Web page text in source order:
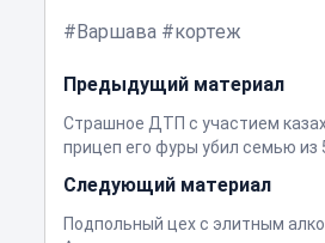
Варшава
кортеж
Предыдущий материал
Страшное ДТП с участием
прицеп его фуры убил семью из
Следующий материал
Подпольный цех с элитным